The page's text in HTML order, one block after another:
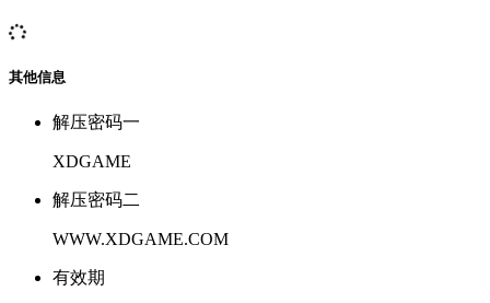
其他信息
解压密码一
XDGAME
解压密码二
WWW.XDGAME.COM
有效期